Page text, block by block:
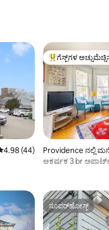
ರಲ್ಲಿ 4.98 ಸರಾಸರಿ ರೇಟಿಂಗ್, 44
4.98 (44)
ಗೆಸ್ಟ್‌ಗಳಿಗೆ ಅತಿ ಹೆಚ್ಚು
ಗೆಸ್ಟ್‌ಗಳ
Providence ನಲ್ಲಿ
ಆಕರ್ಷಕ 3 br
ಸೂಪರ್‌ಹೋಸ್ಟ್
ಸೂಪರ್‌ಹೋಸ್ಟ್